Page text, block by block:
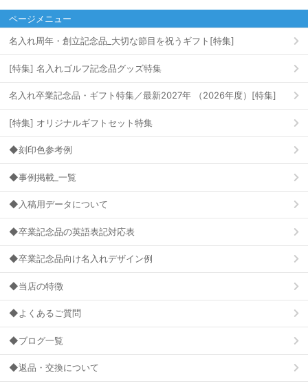
ページメニュー
名入れ周年・創立記念品_大切な節目を祝うギフト[特集]
[特集] 名入れゴルフ記念品グッズ特集
名入れ卒業記念品・ギフト特集／最新2027年 （2026年度）[特集]
[特集] オリジナルギフトセット特集
◆刻印色参考例
◆事例掲載_一覧
◆入稿用データについて
◆卒業記念品の英語表記対応表
◆卒業記念品向け名入れデザイン例
◆当店の特徴
◆よくあるご質問
◆ブログ一覧
◆返品・交換について